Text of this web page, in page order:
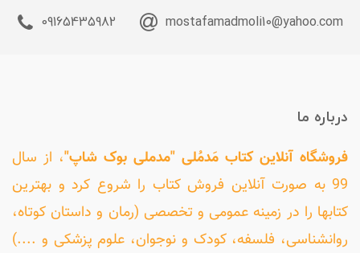
mostafamadmoli10@yahoo.com
09165435982
درباره ما
فروشگاه آنلاین کتاب مَدمُلی "مدملی بوک شاپ"، از سال
99 به صورت آنلاین فروش کتاب را شروع کرد و بهترین
کتابها را در زمینه عمومی و تخصصی (رمان و داستان کوتاه،
روانشناسی، فلسفه، کودک و نوجوان، علوم پزشکی و ....)